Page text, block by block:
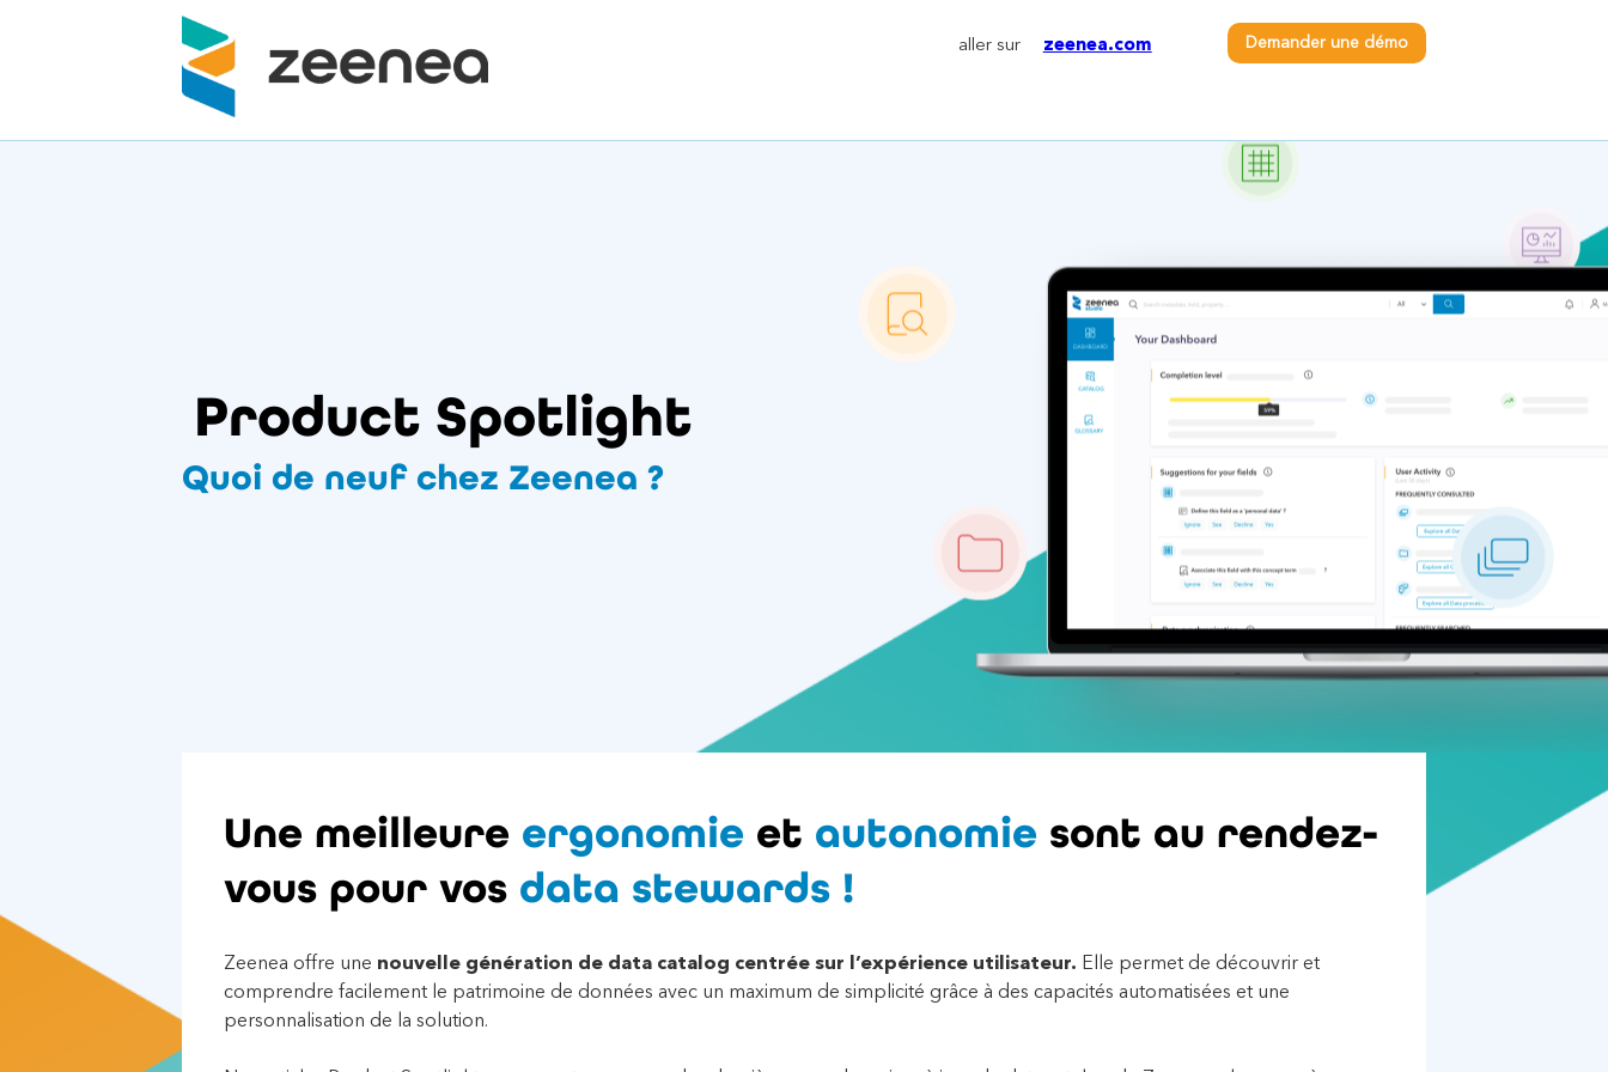
aller sur zeenea.com Demander une démo
Product Spotlight
Quoi de neuf chez Zeenea ?
Une meilleure ergonomie et autonomie sont au rendez-
vous pour vos data stewards !
Zeenea offre une nouvelle génération de data catalog centrée sur l’expérience utilisateur. Elle permet de découvrir et
comprendre facilement le patrimoine de données avec un maximum de simplicité grâce à des capacités automatisées et une
personnalisation de la solution.